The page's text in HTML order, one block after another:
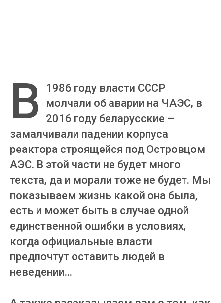
В
1986 году власти СССР
молчали об аварии на ЧАЭС, в
2016 году беларусские –
замалчивали падении корпуса
реактора строящейся под Островцом
АЭС. В этой части не будет много
текста, да и морали тоже не будет. Мы
показываем жизнь какой она была,
есть и может быть в случае одной
единственной ошибки в условиях,
когда официальные власти
предпочтут оставить людей в
неведении...